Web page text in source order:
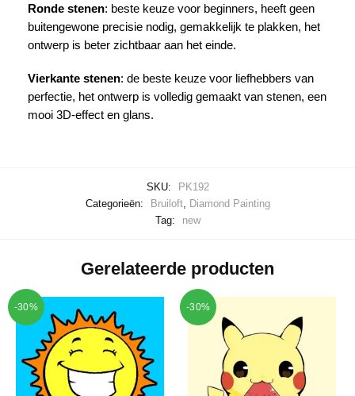
Ronde stenen: beste keuze voor beginners, heeft geen
buitengewone precisie nodig, gemakkelijk te plakken, het
ontwerp is beter zichtbaar aan het einde.
Vierkante stenen: de beste keuze voor liefhebbers van
perfectie, het ontwerp is volledig gemaakt van stenen, een
mooi 3D-effect en glans.
SKU:
PK192
Categorieën:
Bruiloft, Diamond Painting
Tag:
new
Gerelateerde producten
-30% -30%